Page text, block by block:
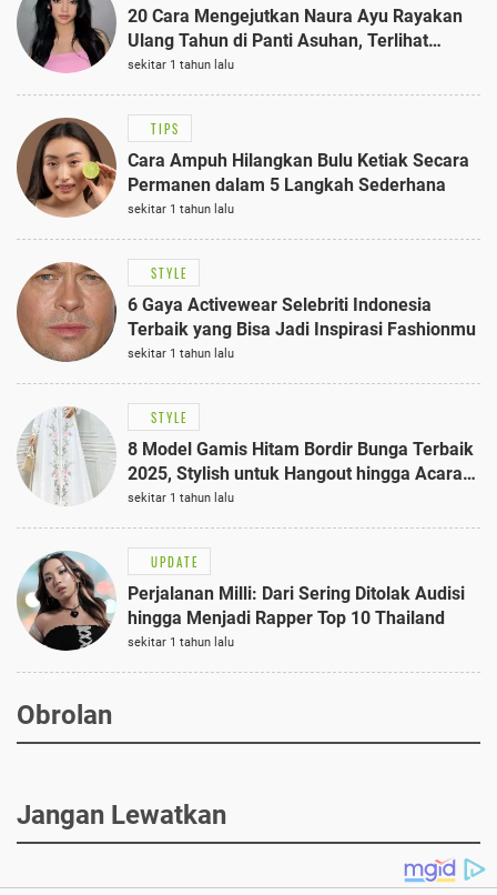
20 Cara Mengejutkan Naura Ayu Rayakan
Ulang Tahun di Panti Asuhan, Terlihat
Anggun dengan Kaftan Cokelat
sekitar 1 tahun lalu
TIPS
Cara Ampuh Hilangkan Bulu Ketiak Secara
Permanen dalam 5 Langkah Sederhana
sekitar 1 tahun lalu
STYLE
6 Gaya Activewear Selebriti Indonesia
Terbaik yang Bisa Jadi Inspirasi Fashionmu
sekitar 1 tahun lalu
STYLE
8 Model Gamis Hitam Bordir Bunga Terbaik
2025, Stylish untuk Hangout hingga Acara
Semi-Formal
sekitar 1 tahun lalu
UPDATE
Perjalanan Milli: Dari Sering Ditolak Audisi
hingga Menjadi Rapper Top 10 Thailand
sekitar 1 tahun lalu
Obrolan
Jangan Lewatkan